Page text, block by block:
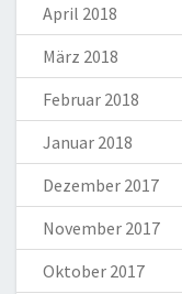
April 2018
März 2018
Februar 2018
Januar 2018
Dezember 2017
November 2017
Oktober 2017